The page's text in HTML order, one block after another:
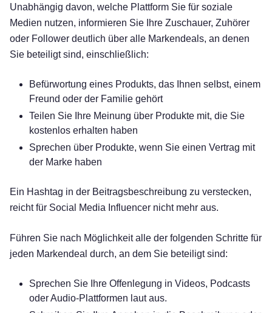
Unabhängig davon, welche Plattform Sie für soziale
Medien nutzen, informieren Sie Ihre Zuschauer, Zuhörer
oder Follower deutlich über alle Markendeals, an denen
Sie beteiligt sind, einschließlich:
Befürwortung eines Produkts, das Ihnen selbst, einem
Freund oder der Familie gehört
Teilen Sie Ihre Meinung über Produkte mit, die Sie
kostenlos erhalten haben
Sprechen über Produkte, wenn Sie einen Vertrag mit
der Marke haben
Ein Hashtag in der Beitragsbeschreibung zu verstecken,
reicht für Social Media Influencer nicht mehr aus.
Führen Sie nach Möglichkeit alle der folgenden Schritte für
jeden Markendeal durch, an dem Sie beteiligt sind:
Sprechen Sie Ihre Offenlegung in Videos, Podcasts
oder Audio-Plattformen laut aus.